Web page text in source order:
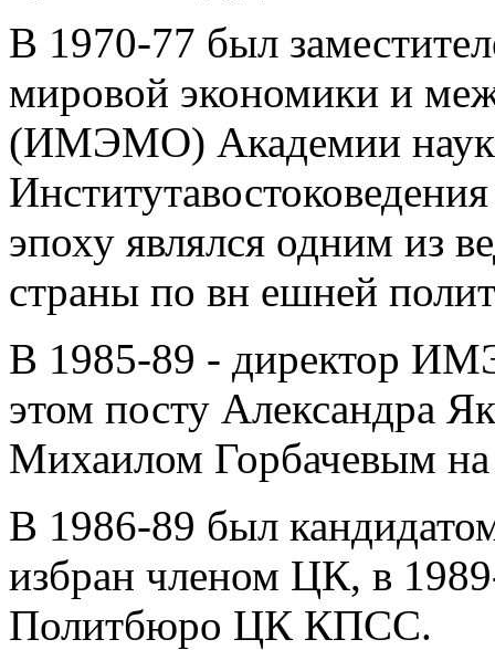
В 1970-77 был
мировой экономики и
(ИМЭМО) Академии наук
эпоху являлся одним из
страны по вн ешней
В 1985-89 - директор
этом посту Александра
Михаилом Горбачевым
В 1986-89 был
избран членом ЦК, в
Политбюро ЦК КПСС.